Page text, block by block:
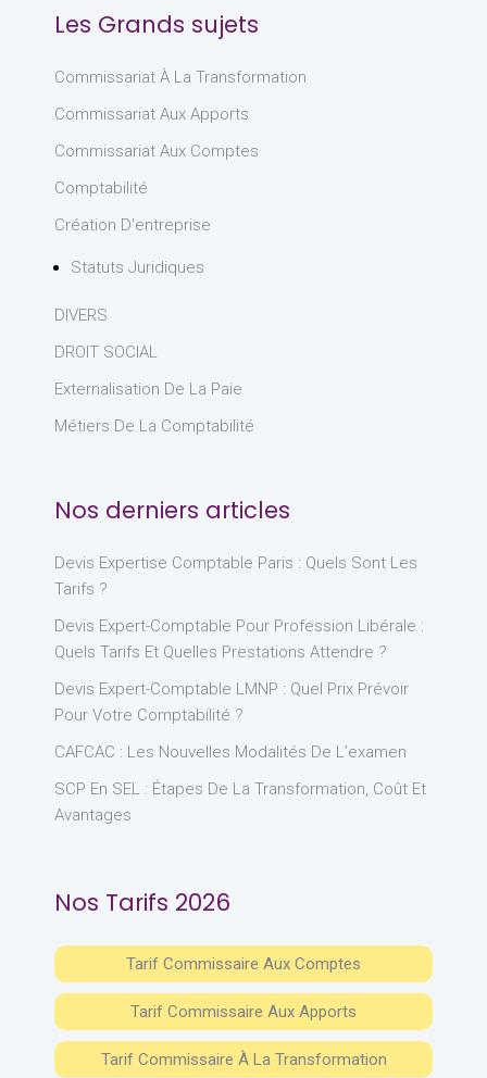
Les Grands sujets
Commissariat À La Transformation
Commissariat Aux Apports
Commissariat Aux Comptes
Comptabilité
Création D'entreprise
Statuts Juridiques
DIVERS
DROIT SOCIAL
Externalisation De La Paie
Métiers De La Comptabilité
Nos derniers articles
Devis Expertise Comptable Paris : Quels Sont Les
Tarifs ?
Devis Expert-Comptable Pour Profession Libérale :
Quels Tarifs Et Quelles Prestations Attendre ?
Devis Expert-Comptable LMNP : Quel Prix Prévoir
Pour Votre Comptabilité ?
CAFCAC : Les Nouvelles Modalités De L’examen
SCP En SEL : Étapes De La Transformation, Coût Et
Avantages
Nos Tarifs 2026
Tarif Commissaire Aux Comptes
Tarif Commissaire Aux Apports
Tarif Commissaire À La Transformation